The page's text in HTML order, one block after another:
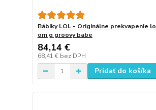
Bábiky LOL - Originálne prekvapenie
om g groovy babe
84,14 €
68,41 € bez DPH
Pridať do košíka